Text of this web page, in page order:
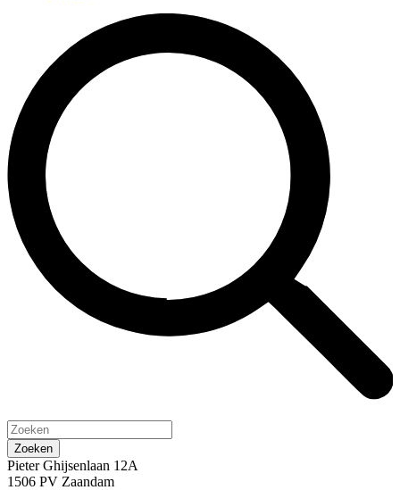
Pieter Ghijsenlaan 12A
1506 PV Zaandam